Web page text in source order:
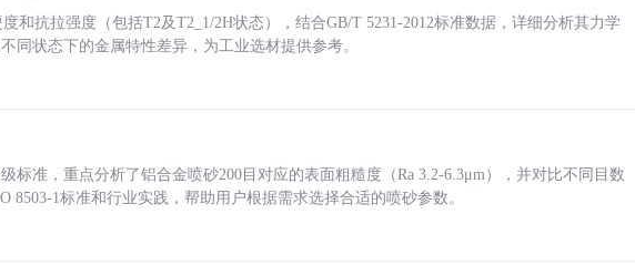
和抗拉强度（包括T2及T2_1/2H状态），结合GB/T 5231-2012标准数据，详细分析其力学
同状态下的金属特性差异，为工业选材提供参考。
标准，重点分析了铝合金喷砂200目对应的表面粗糙度（Ra 3.2-6.3μm），并对比不同目数
8503-1标准和行业实践，帮助用户根据需求选择合适的喷砂参数。